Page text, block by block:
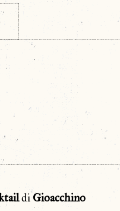
di Gioacchino